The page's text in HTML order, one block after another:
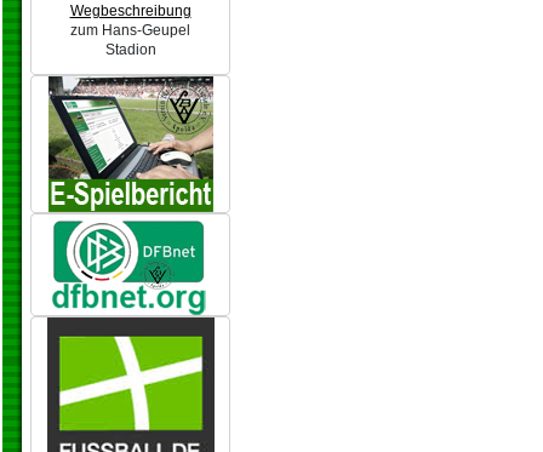
Wegbeschreibung
zum Hans-Geupel
Stadion